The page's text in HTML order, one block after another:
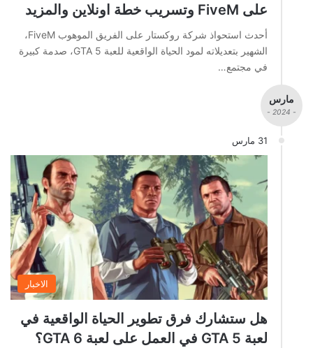
على FiveM وتسريب خطة اونلاين والمزيد
أحدث استحواذ شركة روكستار على الفريق الموهوب FiveM،
الشهير بتعديلاته لمود الحياة الواقعية للعبة GTA 5، صدمة كبيرة
في مجتمع…
مارس
- 2024 -
31 مارس
الاخبار
هل ستشارك فرق تطوير الحياة الواقعية في
لعبة GTA 5 في العمل على لعبة GTA 6؟